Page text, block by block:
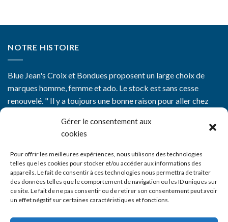
Gérer le consentement aux
cookies
Pour offrir les meilleures expériences, nous utilisons des technologies
telles que les cookies pour stocker et/ou accéder aux informations des
appareils. Le fait de consentir à ces technologies nous permettra de traiter
des données telles que le comportement de navigation ou les ID uniques sur
ce site. Le fait de ne pas consentir ou de retirer son consentement peut avoir
un effet négatif sur certaines caractéristiques et fonctions.
NOTRE HISTOIRE
Blue Jean's Croix et Bondues proposent un large choix de
marques homme, femme et ado. Le stock est sans cesse
renouvelé. " Il y a toujours une bonne raison pour aller chez
CGV
Mentions Légales